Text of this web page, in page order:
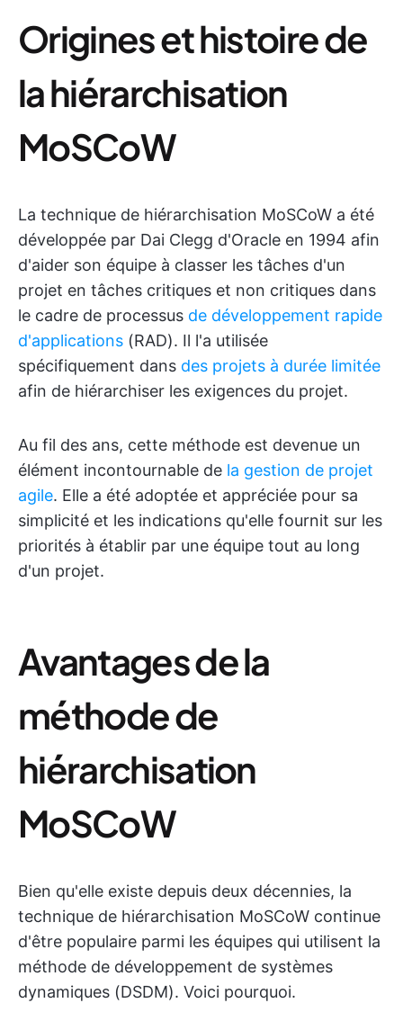
Origines et histoire de
la hiérarchisation
MoSCoW
La technique de hiérarchisation MoSCoW a été
développée par Dai Clegg d'Oracle en 1994 afin
d'aider son équipe à classer les tâches d'un
projet en tâches critiques et non critiques dans
le cadre de processus de développement rapide
d'applications (RAD). Il l'a utilisée
spécifiquement dans des projets à durée limitée
afin de hiérarchiser les exigences du projet.
Au fil des ans, cette méthode est devenue un
élément incontournable de la gestion de projet
agile. Elle a été adoptée et appréciée pour sa
simplicité et les indications qu'elle fournit sur les
priorités à établir par une équipe tout au long
d'un projet.
Avantages de la
méthode de
hiérarchisation
MoSCoW
Bien qu'elle existe depuis deux décennies, la
technique de hiérarchisation MoSCoW continue
d'être populaire parmi les équipes qui utilisent la
méthode de développement de systèmes
dynamiques (DSDM). Voici pourquoi.